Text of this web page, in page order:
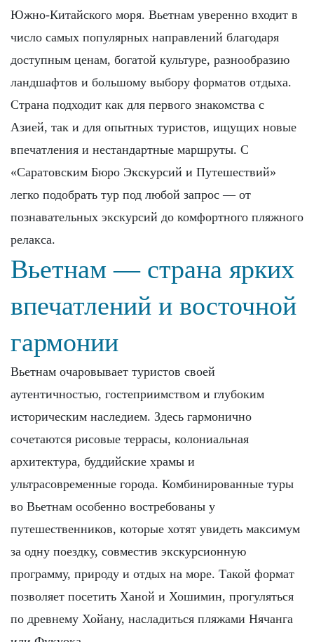
Южно-Китайского моря. Вьетнам уверенно входит в
число самых популярных направлений благодаря
доступным ценам, богатой культуре, разнообразию
ландшафтов и большому выбору форматов отдыха.
Страна подходит как для первого знакомства с
Азией, так и для опытных туристов, ищущих новые
впечатления и нестандартные маршруты. С
«Саратовским Бюро Экскурсий и Путешествий»
легко подобрать тур под любой запрос — от
познавательных экскурсий до комфортного пляжного
релакса.
Вьетнам — страна ярких
впечатлений и восточной
гармонии
Вьетнам очаровывает туристов своей
аутентичностью, гостеприимством и глубоким
историческим наследием. Здесь гармонично
сочетаются рисовые террасы, колониальная
архитектура, буддийские храмы и
ультрасовременные города. Комбинированные туры
во Вьетнам особенно востребованы у
путешественников, которые хотят увидеть максимум
за одну поездку, совместив экскурсионную
программу, природу и отдых на море. Такой формат
позволяет посетить Ханой и Хошимин, прогуляться
по древнему Хойану, насладиться пляжами Нячанга